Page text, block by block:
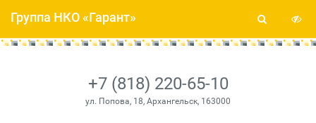
+7 (818) 220-65-10
ул. Попова, 18, Архангельск, 163000
Группа НКО «Гарант»